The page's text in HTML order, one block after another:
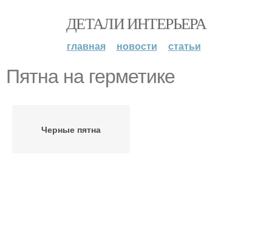
ДЕТАЛИ ИНТЕРЬЕРА
главная новости статьи
Пятна на герметике
Черные пятна